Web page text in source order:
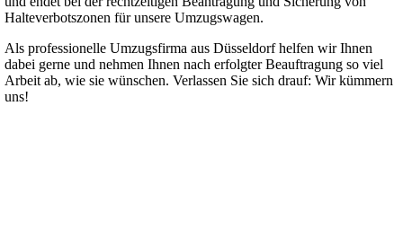
Halteverbotszonen für unsere Umzugswagen.
Als professionelle Umzugsfirma aus Düsseldorf helfen wir Ihnen
dabei gerne und nehmen Ihnen nach erfolgter Beauftragung so viel
Arbeit ab, wie sie wünschen. Verlassen Sie sich drauf: Wir kümmern
uns!